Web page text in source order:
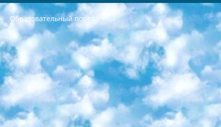
Образовательный портал
РЕСПУБЛИКА УЗБЕКИСТАН МИНИСТРЕРСТВО ДОШКОЛЬНОГО И ШКОЛЬНОГО ОБРАЗОВАНИЯ КОМАНДА в общеобразовательных учреждениях в 2023-2024 учебном году организация и проведение итоговой государственной аттестации обучающихся о Министра дошкольного и школьного образования Республики Узбекистан от 4 марта 2008 года (постановлением Минюста от 20 марта 2008 года № 1778 государственной регистрации) «Итоговое состояние учащихся общего среднего образования на основании положения об утверждении положения об аттестации общего среднего образования выпускной экзамен студентов в образовательных учреждениях в 2023-2024 учебном году В целях организации и прохождения аттестации приказываю: 1. Следующее: перечень предметов, по которым будет проводиться итоговая государственная аттестация и экзамен формы перевода согласно приложению 1; сертификаты международного образца, оценивающие уровень владения иностранными языками перечень согласно приложению 2; 2. Педагогический при специализированных образовательных учреждениях. научно-практический центр квалификации и международной оценки (Д.Давидова) 2024 г. До 25 марта: задания по предметам, по которым будет проводиться итоговая аттестация разработка и утверждение технических условий; итоговая аттестация на основании разработанного предметного задания разработка вопросов по предметам (устно и письменно), экзамен передача; общеобразовательные средние школы и специальные учебные заведения учащиеся выпускных классов школ и интернатов в агентской системе подготовка базы данных экзаменационных материалов и критериев оценки; перевод базы экзаменационных материалов на все языки обучения подать в Республиканский образовательный центр для изготовления; варианты экзаменов на основе разработанных контрольных материалов пусть будут поставлены задачи формирования. 3. Республиканский образовательный центр (Ш.Худайкулов) до 5 апреля 2024 года. до: база данных предоставленных экзаменационных материалов на все языки обучения перевод и экспертиза; для слепых, слабовидящих, глухих, слабослышащих и умственно отсталых детей учащиеся выпускных классов специализированных школ и школ-интернатов база данных экзаменационных материалов на всех преподаваемых языках подготовка критериев оценки; специализированные школы для умственно отсталых детей и технологии для учащихся выпускных классов школ-интернатов разработка соответствующих рекомендаций и критериев проведения ЕГЭ по естествознанию давать задания. 4. Педагогический при специализированных образовательных учреждениях. Научно-практический центр навыков и международной оценки (Д.Давидова), Республика образовательный центр (Худайкулов Ш.) итоговый государственный аттестационный экзамен ориентирован на творческое и логическое мышление при подготовке базы материалов учитывать введение заданий. 5. Следует отметить, что: сертификат государственного образца о знании общеобразовательного предмета и как минимум национальный уровень B1 по предметам на иностранных языках, указанным в Приложении 2. или международно признанный сертификат эквивалентного уровня студенты, изучающие определенный предмет, освобождаются от экзамена; по соответствующим предметам запланирована итоговая государственная аттестация за день до дня, путем жеребьевки Рабочей группой (в письменной форме по предметам, проводимым в форме) из числа сформированных вариантов выбрано 2 варианта; 2 выбранных варианта экзамена анонсированы на официальном сайте министерства и все выпускники по всей стране на основе этих вариантов проводит итоговую государственную аттестацию. 6. Государственное образование учащихся средних общеобразовательных учреждений. знания в соответствии с квалификационными требованиями, которые необходимо приобрести на основании стандартов итоговый (выпускной) контроль для 9 и 11 классов в целях тестирования Экзамены (далее – экзамены) состоят из предметов, перечисленных в приложении 1. будет сделано. 7. Экзамены пройдут с 26 мая по 15 июня 2024 г. (кроме науки физического воспитания). 8. Физическая для учащихся 9 классов общесредних образовательных учреждений. Экзамены по предмету «Образование, квалификация медицина» 1-6 мая 2024 года. сотрудники перевести под присмотр (с отклонениями в физическом или умственном развитии) специализированная школа для детей, школы-интернаты и со сколиозом школы-интернаты санаторного типа для больных детей исключены). 9. Он был слепым, слабовидящим и имел нарушения опорно-двигательного аппарата. экзамены в специализированных школах и интернатах для детей должны проводиться исходя из требований, предъявляемых к общеобразовательным учреждениям (физкультура кроме науки). 10. Специализированная школа для глухих и слабослышащих детей. и экзамены в интернатах и быть реализован в виде письменного теста по математике. 11. Специальность для умственно отсталых детей. Для 9 класса Родной язык и литературное письмо Государственный язык (язык обучения – узбекский). для неклассов) написано Математическое письмо Письменная/устная история Узбекистана Физическое воспитание практично Итоговый контроль Для 11 класса Написание родного языка и литературы (эссе) Математическое письмо Узбекский язык (обучение на узбекском языке) не посещающее общее среднее образование для учреждений)/Образовательное учреждение выбор письменный и устный Иностранный язык письменный/устный Письменная/устная история Узбекистана *По выбору студента:  Химия  Физика  Основы государственного права  География 10 бесплатных образовательных ресурсов - Мы составили подборку онлайн-проектов с интерактивными упражнениями, видеолекциями и статьями. Они помогут вам обрести новые и освежить старые знания бесплатно. 1. «ИНТУИТ» Старейшая образовательная площадка Рунета. Здесь вы найдёте сотни текстовых и видеокурсов на десятки различных тем — от программирования до психологии. Многие курсы подготовлены российскими университетами и крупными международными компаниями вроде Intel и Microsoft. Самостоятельное обучение бесплатное, но желающие могут оплатить услуги персональных наставников. 2. «Смартия» знакомит с актуальными профессиями и подсказывает, как им обучаться. Выбрав заинтересовавшую вас специальность — SMM-специалист, фотограф, веб-дизайнер или другую, — увидите список необходимых для неё умений. Чтобы вы могли освоить их самостоятельно, для каждого умения площадка отображает подборку ссылок на учебные материалы. Хотя «Смартия» ориентируется на русскоязычную аудиторию, часть контента всё же доступна только на английском. 3. «Лекторий Физтеха» Проект Московского физико-технического института (Физтеха). С его помощью вы можете смотреть онлайн серии лекций, записанные на видео в этом вузе. В числе доступных предметов — физика, биология, химия, информационные технологии и другие. К некоторым лекциям администрация ресурса прилагает готовые конспекты, которые можно скачивать в PDF-формате. 4. ITMOcourses Онлайн-площадка Санкт-Петербургского национального исследовательского университета информационных технологий, механики и оптики (ИТМО). Ресурс предоставляет свободный доступ к курсам, разработанным в этом вузе. Каталог материалов разбит на четыре категории: «Оптические системы и технологии», «Приборостроение и робототехника», «Информационные технологии» и «Биотехнологии». Курсы состоят из видеолекций, интерактивных демонстраций и заданий. 5. «КиберЛенинка» Электронная научная библиотека открытого доступа. Каталог площадки регулярно обрастает текстами статей из различных научных изданий. Сгруппированные по журналам и рубрикам публикации можно читать онлайн или скачивать целиком в PDF-формате. Проект нацелен на популяризацию науки за счёт открытого доступа к качественной информации. 6. «ПостНаука» На этом ресурсе публикуют подборки видеолекций, составленные экспертами из разных отраслей и объединённые общими темами. Среди них, к примеру, есть серии «Биоинформатика и геномика», «Культура средневековой Скандинавии» и Cinema Studies о теории кино. Каждая подборка лекций — логически связанная история, рассказанная экспертом от первого лица. Кроме того, на сайте появляются научно-образовательные статьи и тесты на разные темы. 7. «Newочём» Команда проекта «Newочём» отбирает самые интересные тексты из англоязычных СМИ и переводит те из них, за которые голосуют участники сообщества «ВКонтакте». По большей части это научно-популярные статьи. Редакторы придумывают лишь заголовки, в остальном содержание переводов соответствует оригиналам. Полные тексты можно читать прямо в социальной сети. 8. InternetUrok Онлайн-база материалов по основным дисциплинам школьной программы. Информация на сайте структурирована по классам, предметам и темам (урокам). Каждый урок состоит из видеолекций и конспектов. Есть также интерактивные тренажёры и тесты для закрепления пройденного материала. Даже если вы давно окончили школу, возможность повторить программу старших классов всегда может пригодиться. 9. Edutainme Ещё один ресурс об образовании. В отличие от Newtonew, как мне кажется, Edutainme больше ориентируется на представителей индустрии: педагогов, предпринимателей, разработчиков образовательных проектов. Но и любой, кто просто стремится к саморазвитию, найдёт на сайте много полезного и интересного для себя. Например, информацию о новых курсах и образовательных сервисах. 10. Newtonew Онлайн-медиа об образовании и обучении в широком смысле. Авторы Newtonew пишут об инструментах, заведениях, тактиках и стратегиях, которые помогают учить других и получать новые знания самостоятельно. На этой площадке вы найдёте новости, обзоры, аналитические мат